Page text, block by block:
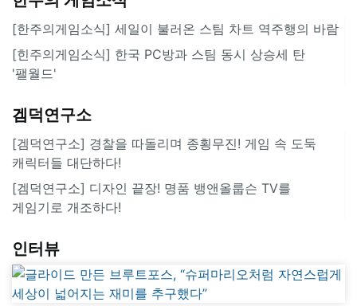
[한주의게임소식] 세일이 불러온 스팀 차트 역주행의 바람
[힌주의게임소식] 한국 PC방과 스팀 동시 상승세 탄
'팰월드'
겜덕연구소
[겜덕연구소] 경찰을 따돌리며 종횡무진! 게임 속 도둑
캐릭터들 대단하다!
[겜덕연구소] 디자인 끝장! 명품 뱅앤올룹슨 TV를
게임기로 개조하다!
인터뷰